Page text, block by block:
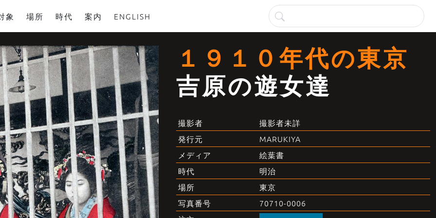
象 場所 時代 案内 ENGLISH
１９１０年代の東京
吉原の遊女達
撮影者 撮影者未詳
発行元 MARUKIYA
メディア 絵葉書
時代 明治
場所 東京
写真番号 70710-0006